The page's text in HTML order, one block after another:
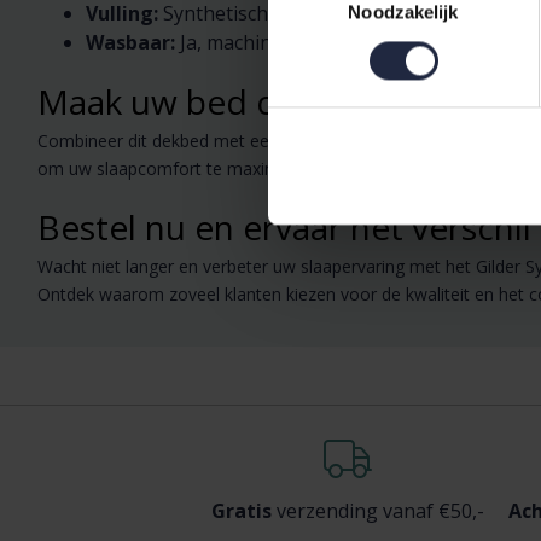
Noodzakelijk
Vulling: Synthetisch voor optimale warmte en
Wasbaar: Ja, machinewasbaar voor eenvoudig
Maak uw bed compleet
Combineer dit dekbed met een stijlvol
om uw slaapcomfort te maximaliseren. Voor een luxe gevoel
Bestel nu en ervaar het verschil
Wacht niet langer en verbeter uw slaapervaring met het Gilder
Ontdek waarom zoveel klanten kiezen voor de kwaliteit en het
Gratisverzending vanaf €50,-